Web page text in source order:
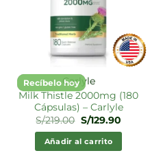
Recíbelo hoyCarlyle
Milk Thistle 2000mg (180
Cápsulas) – Carlyle
S/219.00 El
precio
original
era:
S/129.90El
Añadir al carrito